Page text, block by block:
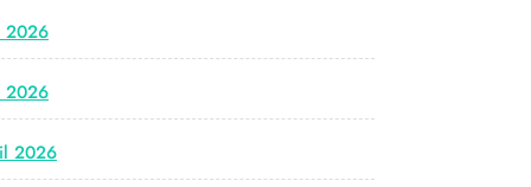
2026
2026
2026